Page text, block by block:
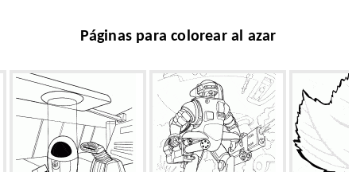
Páginas para colorear al azar